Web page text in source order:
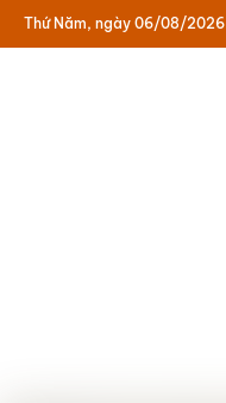
Thứ Năm, ngày 06/08/2026